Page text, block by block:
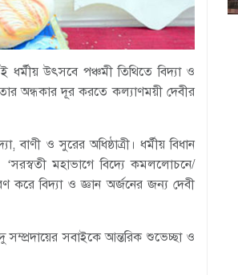
উৎসবে পঞ্চমী তিথিতে বিদ্যা ও
অন্ধকার দূর করতে কল্যাণময়ী দেবীর
বাণী ও সুরের অধিষ্ঠাত্রী। ধর্মীয় বিধান
মহাভাগে বিদ্যে কমললোচনে/
করে বিদ্যা ও জ্ঞান অর্জনের জন্য দেবী
সম্প্রদায়ের সবাইকে আন্তরিক শুভেচ্ছা ও